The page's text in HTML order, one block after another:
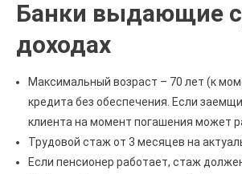
Банки выдающие
доходах
Максимальный возраст – 70 лет (к
кредита без обеспечения. Если
клиента на момент погашения может
Трудовой стаж от 3 месяцев на
Если пенсионер работает, стаж